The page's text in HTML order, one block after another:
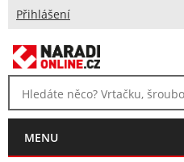
Přihlášení
MENU